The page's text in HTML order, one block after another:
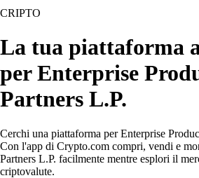
CRIPTO
La tua piattaforma
per Enterprise
Partners L.P.
Cerchi una piattaforma per Enterprise
Con l'app di Crypto.com compri, vendi e
Partners L.P. facilmente mentre esplori il
criptovalute.